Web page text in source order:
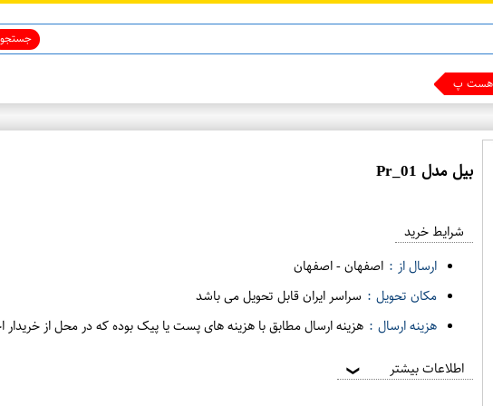
جستجو
پول دربیا
بیل مدل Pr_01
ه
ف
شرایط خرید
ارسال از : اصفهان-اصفهان
مکان تحویل : سراسر ایران قابل تحویل می باشد
هزینه ارسال : هزینه ارسال مطابق با هزینه های پست یا پیک بوده که در محل از
اطلاعات بیشتر ❯